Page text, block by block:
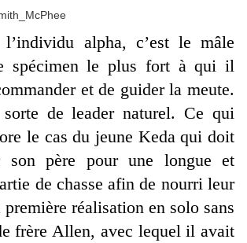
alpha, c’est le mâle
spécimen le plus fort à qui il
et de guider la meute.
de leader naturel. Ce qui
le cas du jeune Keda qui doit
son père pour une longue et
de chasse afin de nourri leur
réalisation en solo sans
frère Allen, avec lequel il avait